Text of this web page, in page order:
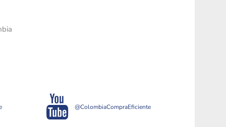
@ColombiaCompraEficiente